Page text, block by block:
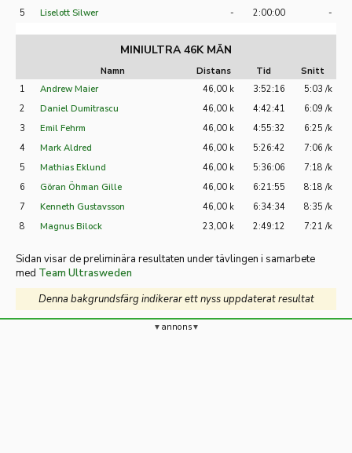
5
Liselott Silwer - 2:00:00 -
MINIULTRA 46K MÄN
Namn Distans Tid
Snitt
1
Andrew Maier 46,00 k 3:52:16
5:03 /k
2
Daniel Dumitrascu 46,00 k 4:42:41
6:09 /k
3
Emil Fehrm 46,00 k 4:55:32
6:25 /k
4
Mark Aldred 46,00 k 5:26:42
7:06 /k
5
Mathias Eklund 46,00 k 5:36:06
7:18 /k
6
Göran Öhman Gille 46,00 k 6:21:55
8:18 /k
7
Kenneth Gustavsson 46,00 k 6:34:34
8:35 /k
8
Magnus Bilock 23,00 k 2:49:12 7:21 /k
Sidan visar de preliminära resultaten under tävlingen i samarbete
med Team Ultrasweden
Denna bakgrundsfärg indikerar ett nyss uppdaterat resultat
annons